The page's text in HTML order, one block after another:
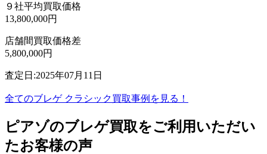
９社平均買取価格
13,800,000円
店舗間買取価格差
5,800,000円
査定日:2025年07月11日
全てのブレゲ クラシック買取事例を見る！
ピアゾのブレゲ買取をご利用いただい
たお客様の声